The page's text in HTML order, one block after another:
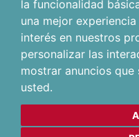
la funcionalidad
una mejor
interés en nuestros
personalizar las
mostrar anuncios que
usted.